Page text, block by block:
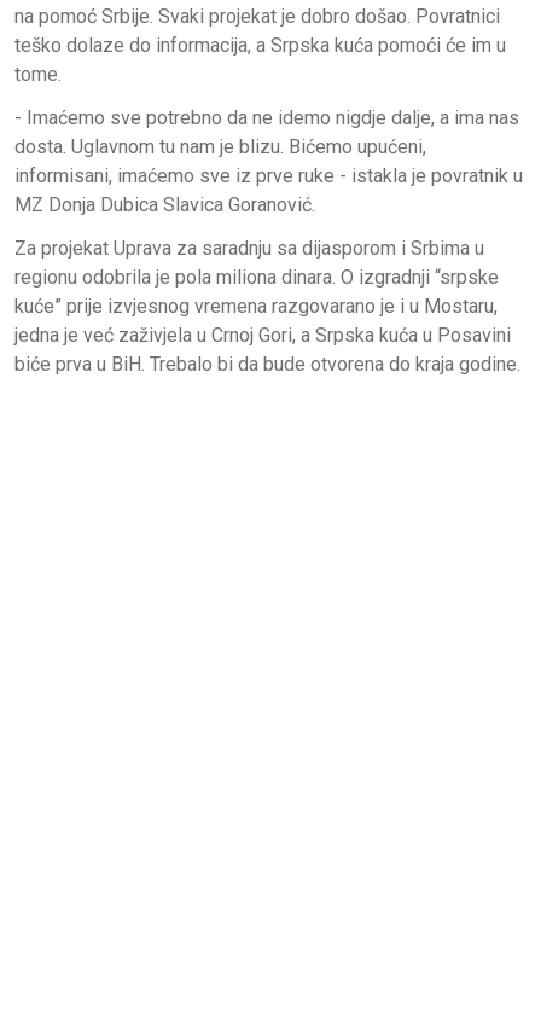
na pomoć Srbije. Svaki projekat je dobro došao. Povratnici
teško dolaze do informacija, a Srpska kuća pomoći će im u
tome.
- Imaćemo sve potrebno da ne idemo nigdje dalje, a ima nas
dosta. Uglavnom tu nam je blizu. Bićemo upućeni,
informisani, imaćemo sve iz prve ruke - istakla je povratnik u
MZ Donja Dubica Slavica Goranović.
Za projekat Uprava za saradnju sa dijasporom i Srbima u
regionu odobrila je pola miliona dinara. O izgradnji “srpske
kuće” prije izvjesnog vremena razgovarano je i u Mostaru,
jedna je već zaživjela u Crnoj Gori, a Srpska kuća u Posavini
biće prva u BiH. Trebalo bi da bude otvorena do kraja godine.